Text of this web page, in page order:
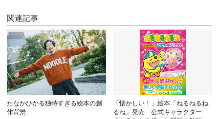
関連記事
たなかひかる独特すぎる絵本の創
作背景
「懐かしい！」絵本「ねるねるね
るね」発売 公式キャラクター